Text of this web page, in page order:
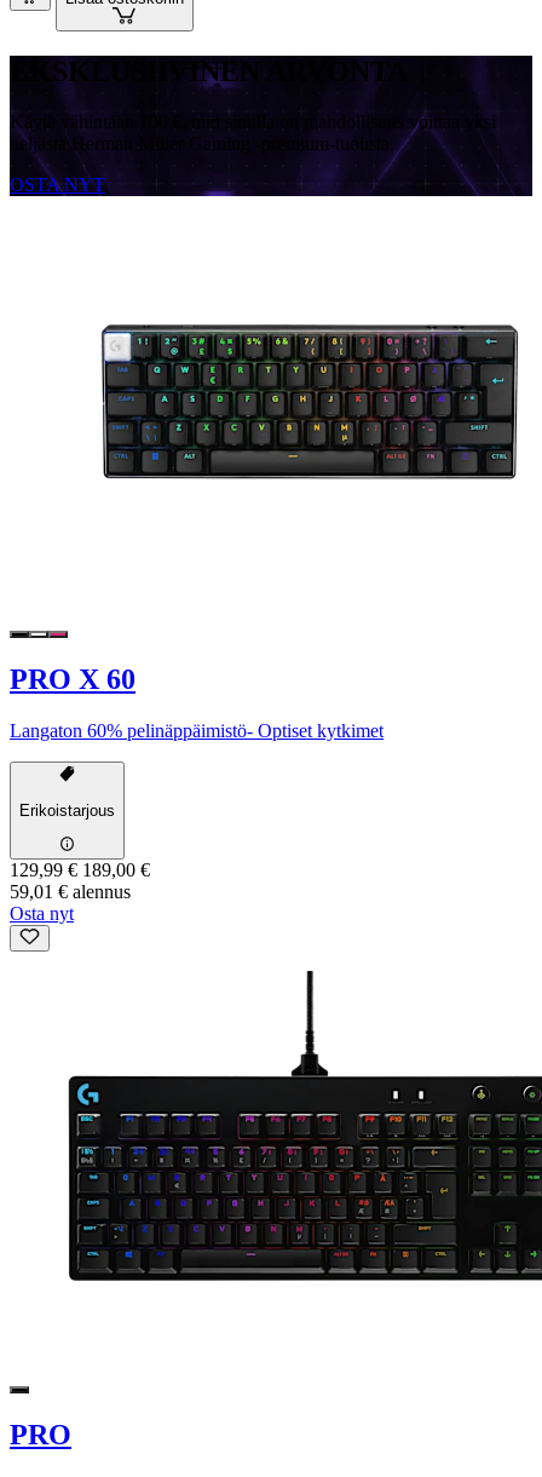
EKSKLUSIIVINEN ARVONTA
Käytä vähintään 100 €, niin sinulla on mahdollisuus voittaa yksi
neljästä Herman Miller Gaming -premium-tuolista.
OSTA NYT
PRO X 60
Langaton 60% pelinäppäimistö- Optiset kytkimet
Erikoistarjous
129,99 € 189,00 €
59,01 € alennus
Osta nyt
PRO